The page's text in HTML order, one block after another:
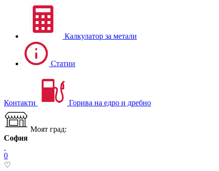
Калкулатор за метали
Статии
Контакти Горива на едро и дребно
Моят град:
София
0
♡